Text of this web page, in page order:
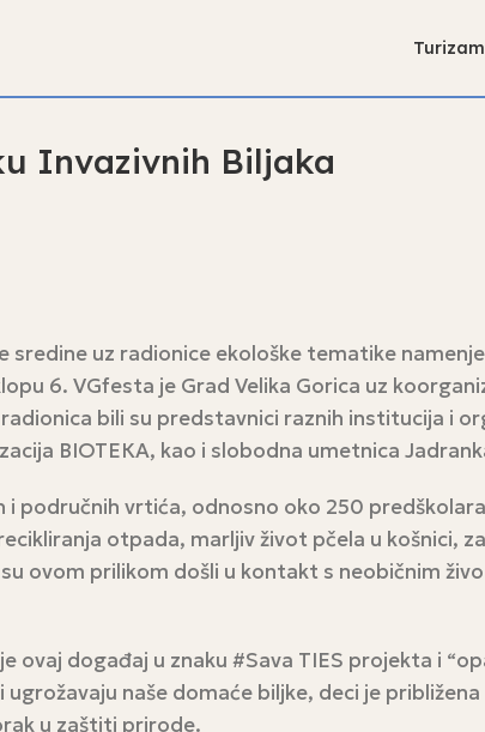
Turizam
Invazivnih Biljaka
sredine uz radionice ekološke tematike
6. VGfesta je Grad Velika Gorica uz
bili su predstavnici raznih institucija i
BIOTEКA, kao i slobodna umetnica
područnih vrtića, odnosno oko 250
otpada, marljiv život pčela u košnici,
ovom prilikom došli u kontakt s neobičnim
ovaj događaj u znaku #Sava TIES projekta i
naše domaće biljke, deci je
u zaštiti prirode.